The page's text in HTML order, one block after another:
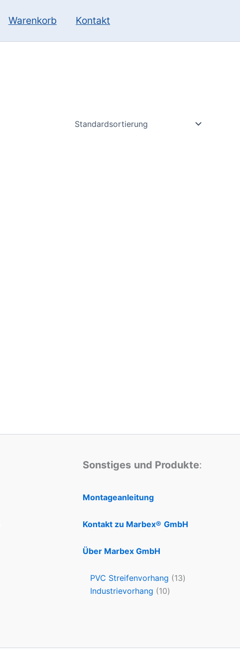
Warenkorb Kontakt
Sonstiges und Produkte:
Montageanleitung
Kontakt zu Marbex® GmbH
Über Marbex GmbH
PVC Streifenvorhang 13
Industrievorhang 10